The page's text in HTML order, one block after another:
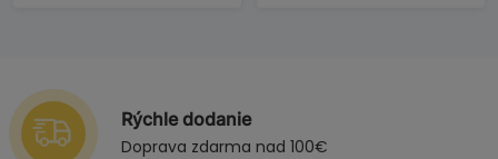
Rýchle dodanie
Doprava zdarma nad 100€